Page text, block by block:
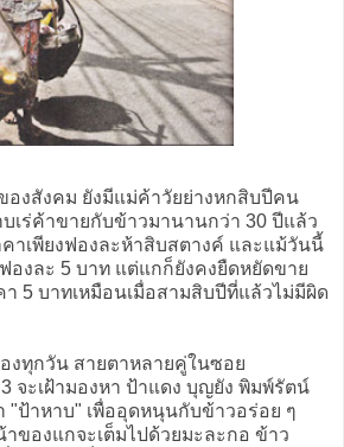
องสังคม ยังมีแม่ค้าวัยย่างหกสิบปีคน
เร่ค้าขายกับข้าวมานานกว่า 30 ปีแล้ว
าเพียงฟองละห้าสิบสตางค์ และแม้วันนี้
องละ 5 บาท แต่แกก็ยังคงยืดหยัดขาย
5 บาทเหมือนเมื่อสามสิบปีที่แล้วไม่มีผิด
งทุกวัน สายตาหลายคู่ในซอย
จะเฝ้ามองหา ป้าแดง บุญยัง พิมพ์รัตน์
"ป้าหาบ" เพื่ออุดหนุนกับข้าวอร่อย ๆ
ของแกจะเต็มไปด้วยมะละกอ ข้าว